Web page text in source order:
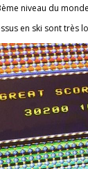
niveau du
en ski sont très